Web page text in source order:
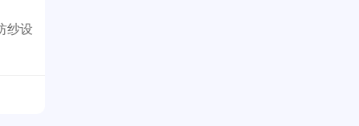
纱设